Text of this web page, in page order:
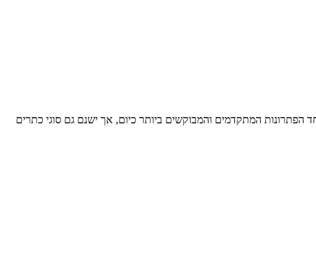
המתקדמים והמבוקשים ביותר כיום, אך ישנם גם סוגי כתרים